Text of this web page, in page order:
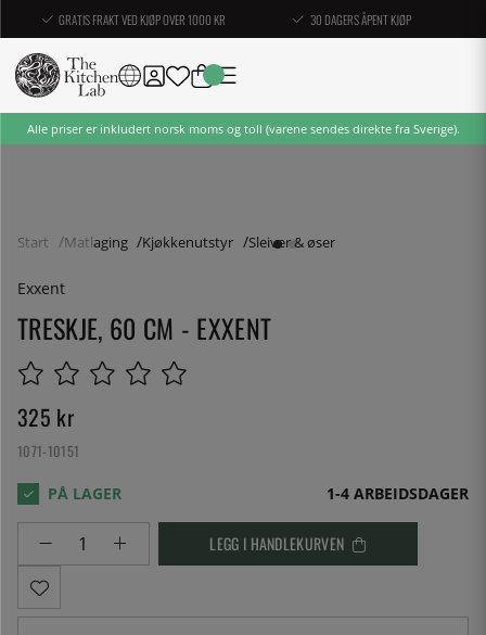
GRATIS FRAKT VED KJØP OVER 1000 KR 30 DAGERS ÅPENT KJØP
Alle priser er inkludert norsk moms og toll (varene sendes direkte fra Sverige).
Start Matlaging Kjøkkenutstyr Sleiver & øser
Exxent
TRESKJE, 60 CM - EXXENT
325 kr
1071-10151
1-4 ARBEIDSDAGER
LEGG I HANDLEKURVEN